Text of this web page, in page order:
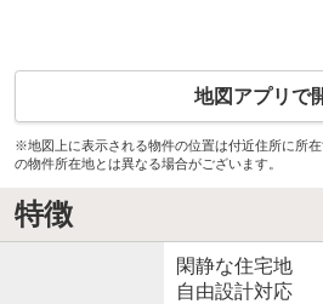
地図アプリで
※地図上に表示される物件の位置は付近住所に所
の物件所在地とは異なる場合がございます。
特徴
閑静な住宅地
自由設計対応